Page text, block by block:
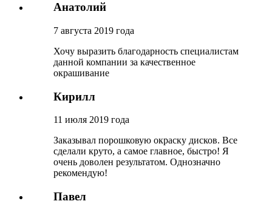
Анатолий
7 августа 2019 года
Хочу выразить благодарность специалистам
данной компании за качественное
окрашивание
Кирилл
11 июля 2019 года
Заказывал порошковую окраску дисков. Все
сделали круто, а самое главное, быстро! Я
очень доволен результатом. Однозначно
рекомендую!
Павел